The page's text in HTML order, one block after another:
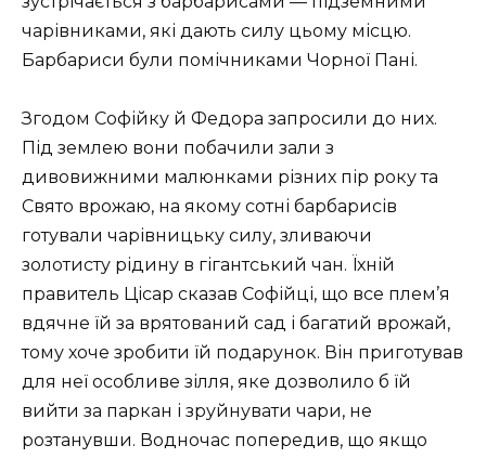
чарівниками, які дають силу цьому місцю.
Барбариси були помічниками Чорної Пані.
Згодом Софійку й Федора запросили до них.
Під землею вони побачили зали з
дивовижними малюнками різних пір року та
Свято врожаю, на якому сотні барбарисів
готували чарівницьку силу, зливаючи
золотисту рідину в гігантський чан. Їхній
правитель Цісар сказав Софійці, що все плем’я
вдячне їй за врятований сад і багатий врожай,
тому хоче зробити їй подарунок. Він приготував
для неї особливе зілля, яке дозволило б їй
вийти за паркан і зруйнувати чари, не
розтанувши. Водночас попередив, що якщо